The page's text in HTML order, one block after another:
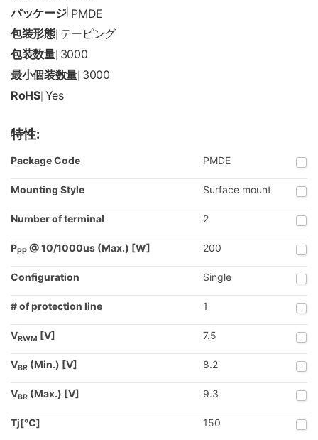
パッケージ| PMDE
包装形態| テーピング
包装数量| 3000
最小個装数量 3000
RoHS| Yes
特性:
Package Code PMDE
Mounting Style Surface mount
Number of terminal 2
PPP @ 10/1000us (Max.) [W] 200
Configuration Single
# of protection line 1
VRWM [V] 7.5
VBR (Min.) [V] 8.2
VBR (Max.) [V] 9.3
Tj[℃] 150